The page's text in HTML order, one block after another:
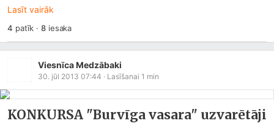
Lasīt vairāk
4 patīk ·8iesaka
Viesnīca Medzābaki
30. jūl 2013 07:44 · Lasīšanai 1 min
KONKURSA "Burvīga vasara" uzvarētāji